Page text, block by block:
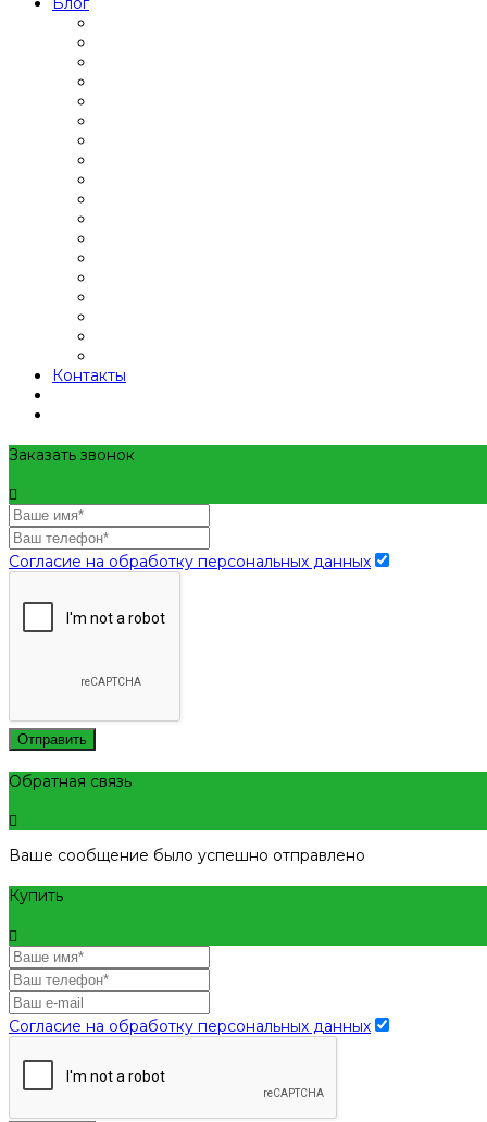
Контакты
Заказать звонок
Согласие на обработку персональных данных
Отправить
Обратная связь
Ваше сообщение было успешно отправлено
Купить
Согласие на обработку персональных данных